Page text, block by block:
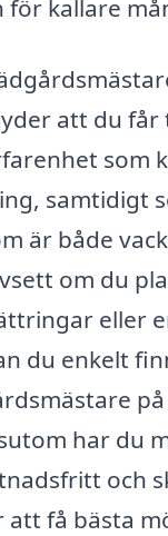
kallare
att du
som
samtidigt
är både
om du
eller
du enkelt
har du
och
få bästa